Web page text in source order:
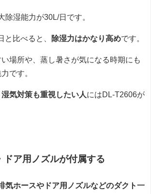
除湿能力が30L/日です。
と比べると、 除湿力はかなり高めです。
場所や、蒸し暑さが気になる時期にも
です。
湿気対策も重視したい人 にはDL-T2606が
ドア用ノズルが付属する
気ホースやドア用ノズルなどのダクト一